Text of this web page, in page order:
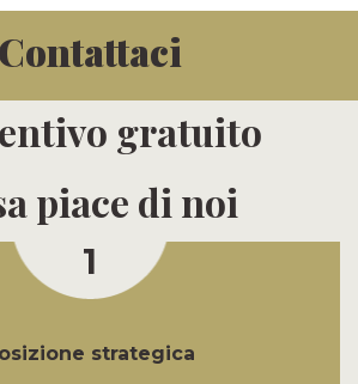
Contattaci
piace di noi
1
strategica
gratuito